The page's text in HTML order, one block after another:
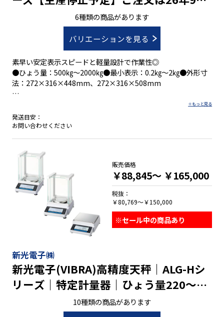
6種類の商品があります
バリエーションを見る
素早い安定表示スピードと軽量設計で作業性◎
●ひょう量：500㎏～2000㎏●最小表示：0.2㎏～2㎏●外形寸
法：272×316×448mm、272×316×508mm
・自動ホールドで風や計量物の揺れでも表示が安定
・大きく見やすい液晶表示・ボタン
発送目安：
お問い合わせください
新光電子㈱
新光電子(VIBRA)高精度天秤｜ALG-Hシ
リーズ｜特定計量器｜ひょう量220～
15,000g最小表示0.01～1g
10種類の商品があります
販売価格
￥88,845～ ￥165,000
税抜：
￥80,769～￥150,000
※セール中の商品あり